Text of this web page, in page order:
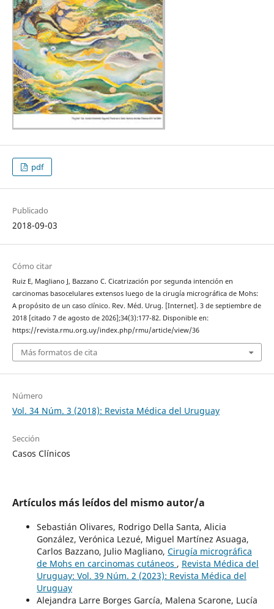
pdf
Publicado
2018-09-03
Cómo citar
Ruiz E, Magliano J, Bazzano C. Cicatrización por segunda intención en
carcinomas basocelulares extensos luego de la cirugía micrográfica de Mohs:
A propósito de un caso clínico. Rev. Méd. Urug. [Internet]. 3 de septiembre de
2018 [citado 7 de agosto de 2026];34(3):177-82. Disponible en:
https://revista.rmu.org.uy/index.php/rmu/article/view/36
Más formatos de cita
Número
Vol. 34 Núm. 3 (2018): Revista Médica del Uruguay
Sección
Casos Clínicos
Artículos más leídos del mismo autor/a
Sebastián Olivares, Rodrigo Della Santa, Alicia
González, Verónica Lezué, Miguel Martínez Asuaga,
Carlos Bazzano, Julio Magliano, Cirugía micrográfica
de Mohs en carcinomas cutáneos , Revista Médica del
Uruguay: Vol. 39 Núm. 2 (2023): Revista Médica del
Uruguay
Alejandra Larre Borges García, Malena Scarone, Lucía